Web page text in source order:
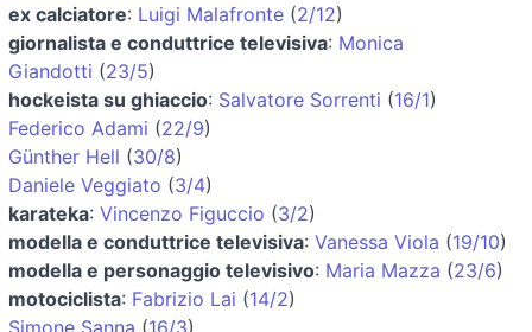
ex calciatore: Luigi Malafronte (2/12)
giornalista e conduttrice televisiva: Monica
Giandotti (23/5)
hockeista su ghiaccio: Salvatore Sorrenti (16/1)
Federico Adami (22/9)
Günther Hell (30/8)
Daniele Veggiato (3/4)
karateka: Vincenzo Figuccio (3/2)
modella e conduttrice televisiva: Vanessa Viola (19/10)
modella e personaggio televisivo: Maria Mazza (23/6)
motociclista: Fabrizio Lai (14/2)
Simone Sanna (16/3)